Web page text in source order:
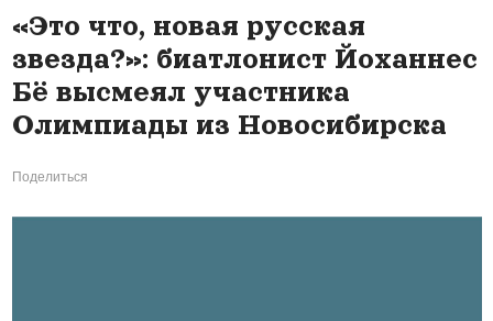
«Это что, новая русская
звезда?»: биатлонист Йоханнес
Бё высмеял участника
Олимпиады из Новосибирска
Поделиться